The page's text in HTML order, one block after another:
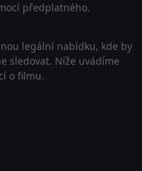
předplatného.
legální nabídku, kde by
sledovat. Níže uvádíme
o filmu.